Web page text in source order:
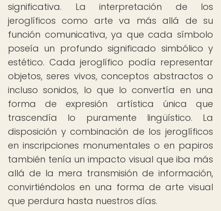
significativa. La interpretación de los
jeroglíficos como arte va más allá de su
función comunicativa, ya que cada símbolo
poseía un profundo significado simbólico y
estético. Cada jeroglífico podía representar
objetos, seres vivos, conceptos abstractos o
incluso sonidos, lo que lo convertía en una
forma de expresión artística única que
trascendía lo puramente lingüístico. La
disposición y combinación de los jeroglíficos
en inscripciones monumentales o en papiros
también tenía un impacto visual que iba más
allá de la mera transmisión de información,
convirtiéndolos en una forma de arte visual
que perdura hasta nuestros días.